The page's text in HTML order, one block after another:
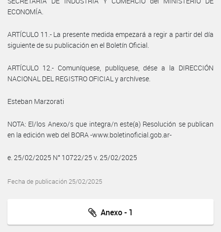
ECONOMÍA.
ARTÍCULO 11.- La presente medida empezará a regir a partir del día
siguiente de su publicación en el Boletín Oficial.
ARTÍCULO 12.- Comuníquese, publíquese, dése a la DIRECCIÓN
NACIONAL DEL REGISTRO OFICIAL y archívese.
Esteban Marzorati
NOTA: El/los Anexo/s que integra/n este(a) Resolución se publican
en la edición web del BORA -www.boletinoficial.gob.ar-
e. 25/02/2025 N° 10722/25 v. 25/02/2025
Fecha de publicación 25/02/2025
Anexo - 1